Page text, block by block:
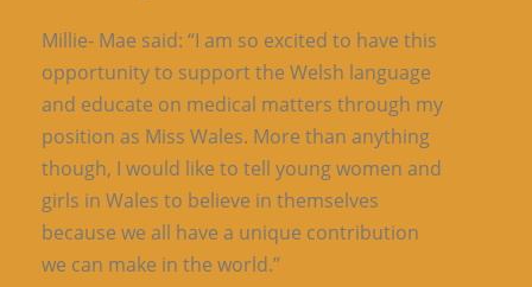
Millie- Mae said: “I am so excited to have this
opportunity to support the Welsh language
and educate on medical matters through my
position as Miss Wales. More than anything
though, I would like to tell young women and
girls in Wales to believe in themselves
because we all have a unique contribution
we can make in the world.”